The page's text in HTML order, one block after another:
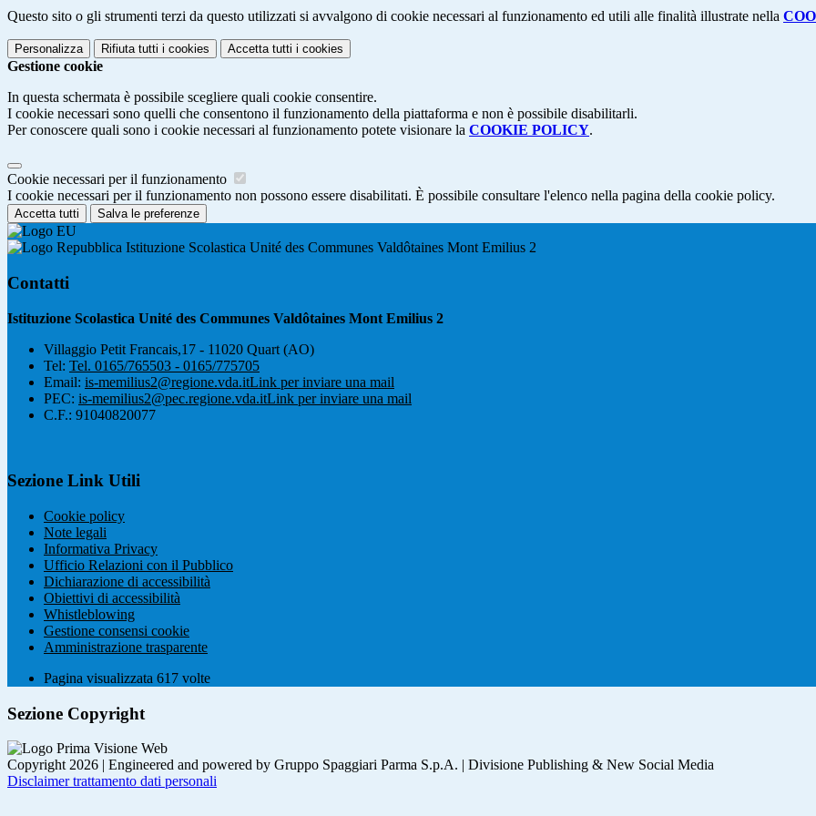
Questo sito o gli strumenti terzi da questo utilizzati si avvalgono di cookie necessari al funzionamento ed utili alle finalità illustrate nella
Personalizza Rifiuta tutti i cookies Accetta tutti i cookies
Gestione cookie
In questa schermata è possibile scegliere quali cookie consentire.
I cookie necessari sono quelli che consentono il funzionamento della piattaforma e non è possibile disabilitarli.
Per conoscere quali sono i cookie necessari al funzionamento potete visionare la COOKIE POLICY.
Cookie necessari per il funzionamento
I cookie necessari per il funzionamento non possono essere disabilitati. È possibile consultare l'elenco nella pagina della cookie policy.
Accetta tutti Salva le preferenze
Istituzione Scolastica Unité des Communes Valdôtaines Mont Emilius 2
Contatti
Istituzione Scolastica Unité des Communes Valdôtaines Mont Emilius 2
Villaggio Petit Francais,17 - 11020 Quart (AO)
Tel: Tel. 0165/765503 - 0165/775705
Email: is-memilius2@regione.vda.itLink per inviare una mail
PEC: is-memilius2@pec.regione.vda.itLink per inviare una mail
C.F.: 91040820077
Sezione Link Utili
Cookie policy
Note legali
Informativa Privacy
Ufficio Relazioni con il Pubblico
Dichiarazione di accessibilità
Obiettivi di accessibilità
Whistleblowing
Gestione consensi cookie
Amministrazione trasparente
Pagina visualizzata 617 volte
Sezione Copyright
Copyright 2026 | Engineered and powered by Gruppo Spaggiari Parma S.p.A. | Divisione Publishing & New Social Media
Disclaimer trattamento dati personali